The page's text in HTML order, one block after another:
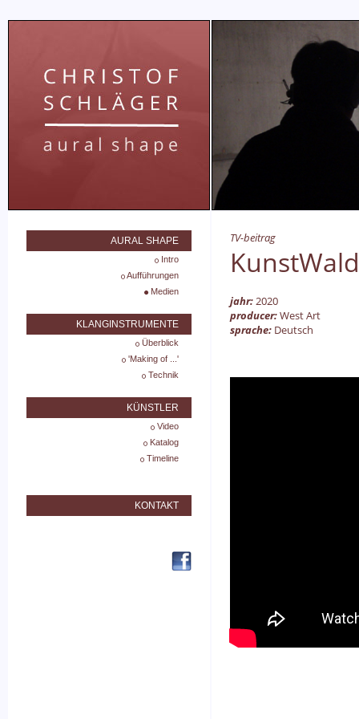
AURAL SHAPE
Intro
Aufführungen
Medien
KLANGINSTRUMENTE
Überblick
'Making of ...'
Technik
KÜNSTLER
Video
Katalog
Timeline
KONTAKT
TV-beitrag
jahr:2020
producer:West Art
sprache: Deutsch